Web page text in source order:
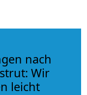
nach
Wir
leicht